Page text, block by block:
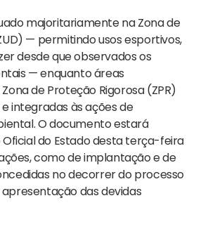
majoritariamente na Zona de
— permitindo usos esportivos,
desde que observados os
— enquanto áreas
de Proteção Rigorosa (ZPR)
integradas às ações de
O documento estará
Oficial do Estado desta terça-feira
como de implantação e de
no decorrer do processo
das devidas